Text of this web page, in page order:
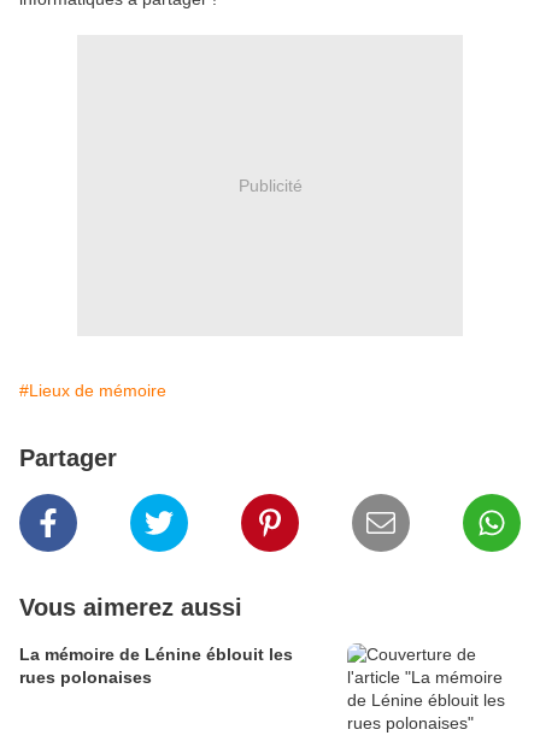
Publicité
#Lieux de mémoire
Partager
Vous aimerez aussi
La mémoire de Lénine éblouit les
rues polonaises